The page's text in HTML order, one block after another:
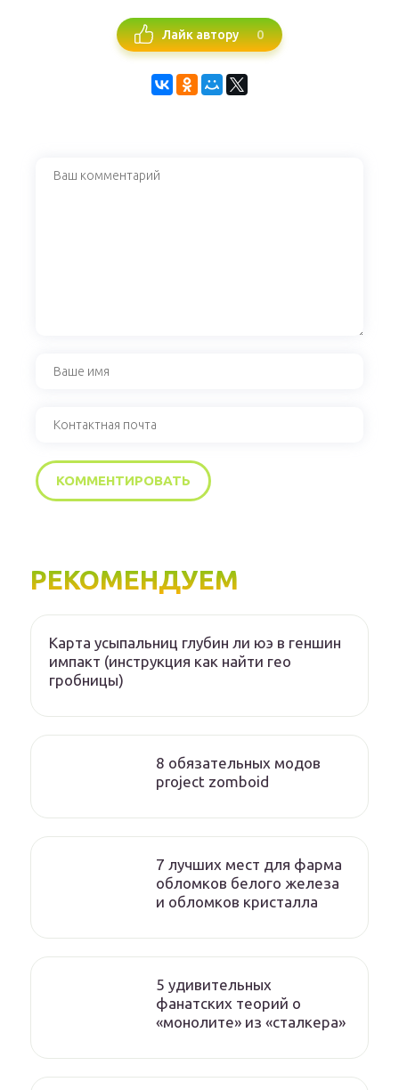
Лайк автору 0
РЕКОМЕНДУЕМ
Карта усыпальниц глубин ли юэ в геншин
импакт (инструкция как найти гео
гробницы)
8 обязательных модов
project zomboid
7 лучших мест для фарма
обломков белого железа
и обломков кристалла
5 удивительных
фанатских теорий о
«монолите» из «сталкера»